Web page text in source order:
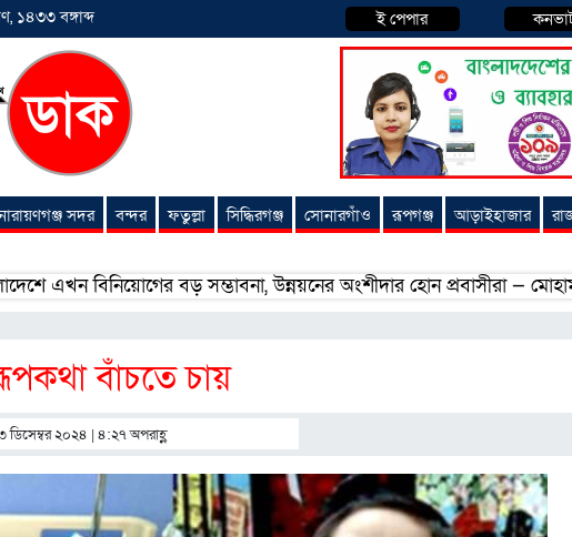
১৪৩৩ বঙ্গাব্দ ই পেপার
সদর বন্দর ফতুল্লা সিদ্ধিরগঞ্জ সোনারগাঁও রূপগঞ্জ আড়াইহাজার
বিনিয়োগের বড় সম্ভাবনা, উন্নয়নের অংশীদার হোন প্রবাসীরা — মোহাম্মদ
বাঁচতে চায়
ডিসেম্বর ২০২৪ | ৪:২৭ অপরাহ্ণ